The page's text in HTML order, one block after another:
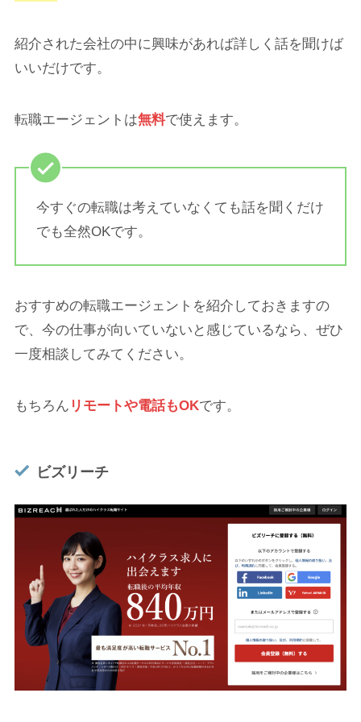
紹介された会社の中に興味があれば詳しく話を聞けば
いいだけです。
転職エージェントは無料で使えます。
今すぐの転職は考えていなくても話を聞くだけ
でも全然OKです。
おすすめの転職エージェントを紹介しておきますの
で、今の仕事が向いていないと感じているなら、ぜひ
一度相談してみてください。
もちろん リモートや電話もOKです。
ビズリーチ